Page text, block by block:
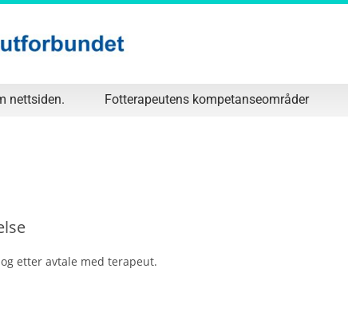
nettsiden. Fotterapeutens kompetanseområder
etter avtale med terapeut.